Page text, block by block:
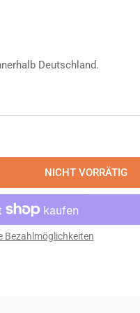
Deutschland.
NICHT VORRÄTIG
Bezahlmöglichkeiten